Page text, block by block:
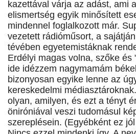
kazettával várja az adást, ami
elismertség egyik minősített
mindennel foglalkozott már.
vezetett rádióműsort, a
tévében egyetemistáknak
Erdélyi magas volna, szőke és
ide idézzem nagymamám
bizonyosan egyike lenne az
kereskedelmi
olyan, amilyen, és ezt a tényt
öniróniával veszi tudomásul
szereplésein. (Egyébként ez